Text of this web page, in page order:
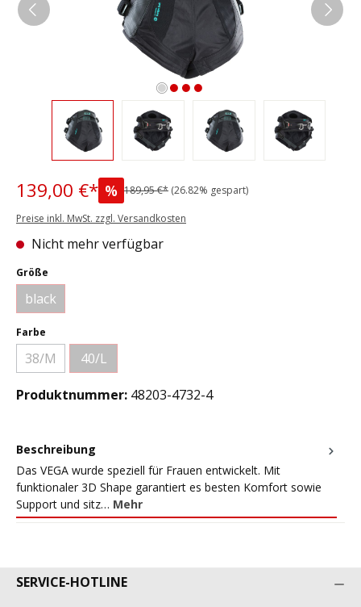
139,00 €* % 189,95 €* (26.82% gespart)
Preise inkl. MwSt. zzgl. Versandkosten
Nicht mehr verfügbar
Größe
black
(Diese Option ist zurzeit nicht verfügbar.)
Farbe
38/M(Diese Option ist zurzeit nicht verfügbar.)
40/L(Diese Option ist zurzeit nicht verfügbar.)
Produktnummer: 48203-4732-4
Beschreibung
Das VEGA wurde speziell für Frauen entwickelt. Mit
funktionaler 3D Shape garantiert es besten Komfort sowie
Support und sitz… Mehr
SERVICE-HOTLINE